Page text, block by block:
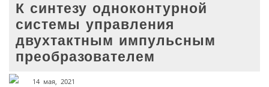
К синтезу одноконтурной
системы управления
двухтактным импульсным
преобразователем
14 мая, 2021